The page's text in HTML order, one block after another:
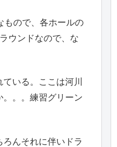
もので、各ホールの
ウンドなので、な
いる。ここは河川
。。練習グリーン
んそれに伴いドラ